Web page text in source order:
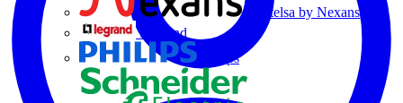
Centelsa by Nexans
Legrand
Philips